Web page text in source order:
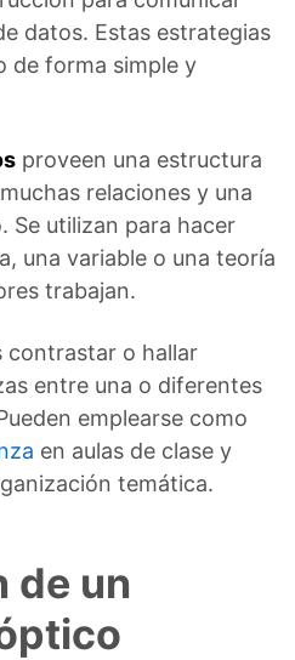
datos. Estas estrategias
de forma simple y
proveen una estructura
relaciones y una
Se utilizan para hacer
una variable o una teoría
trabajan.
contrastar o hallar
entre una o diferentes
emplearse como
en aulas de clase y
temática.
de un